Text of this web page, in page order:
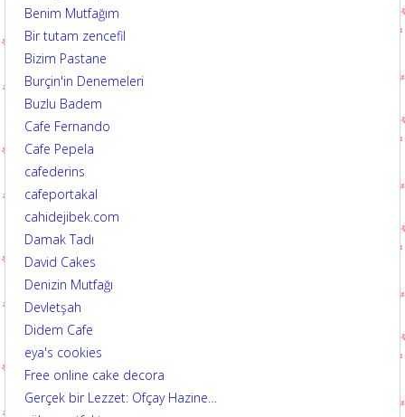
Benim Mutfağım
Bir tutam zencefil
Bizim Pastane
Burçin'in Denemeleri
Buzlu Badem
Cafe Fernando
Cafe Pepela
cafederins
cafeportakal
cahidejibek.com
Damak Tadı
David Cakes
Denizin Mutfağı
Devletşah
Didem Cafe
eya's cookies
Free online cake decora
Gerçek bir Lezzet: Ofçay Hazine…